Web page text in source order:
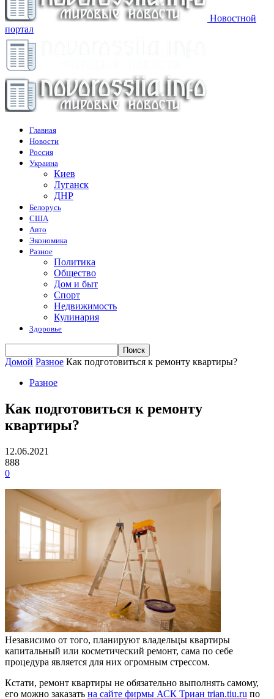
Новостной
портал
Главная
Новости
Россия
Украина
Киев
Луганск
ДНР
Белорусь
США
Авто
Экономика
Разное
Политика
Общество
Дом и быт
Спорт
Недвижимость
Кулинария
Здоровье
Домой Разное Как подготовиться к ремонту квартиры?
Разное
Как подготовиться к ремонту
квартиры?
12.06.2021
888
0
Независимо от того, планируют владельцы квартиры
капитальный или косметический ремонт, сама по себе
процедура является для них огромным стрессом.
Кстати, ремонт квартиры не обязательно выполнять самому,
его можно заказать на сайте фирмы АСК Триан trian.tiu.ru по